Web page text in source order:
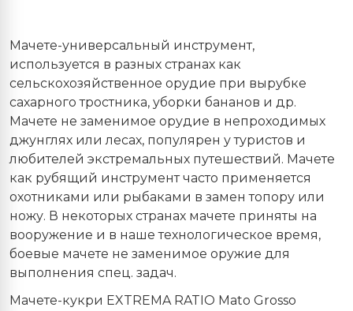
Мачете-универсальный инструмент,
используется в разных странах как
сельскохозяйственное орудие при вырубке
сахарного тростника, уборки бананов и др.
Мачете не заменимое орудие в непроходимых
джунглях или лесах, популярен у туристов и
любителей экстремальных путешествий. Мачете
как рубящий инструмент часто применяется
охотниками или рыбаками в замен топору или
ножу. В некоторых странах мачете приняты на
вооружение и в наше технологическое время,
боевые мачете не заменимое оружие для
выполнения спец. задач.
Мачете-кукри EXTREMA RATIO Mato Grosso